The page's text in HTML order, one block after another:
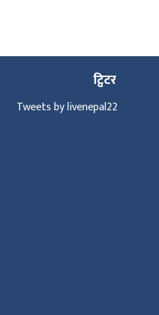
ट्विटर
Tweets by livenepal22